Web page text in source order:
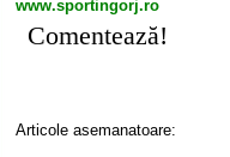
www.sportingorj.ro
Comentează!
Articole asemanatoare: